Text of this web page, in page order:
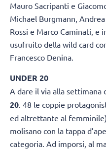
Mauro Sacripanti e
Michael Burgmann,
Rossi e Marco Caminati, e
usufruito della wild card
Francesco Denina.
UNDER 20
A dare il via alla settimana
20 . 48 le coppie
ed altrettante al
molisano con la tappa
categoria. Ad imporsi, al